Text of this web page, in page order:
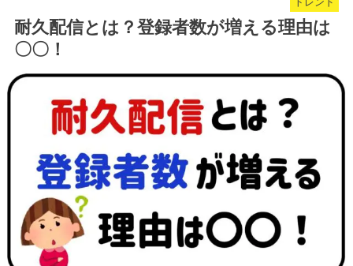
トレンド
耐久配信とは？登録者数が増える理由は
〇〇！